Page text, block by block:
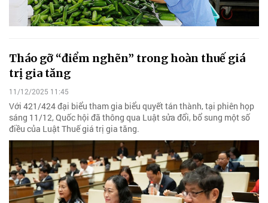
Tháo gỡ “điểm nghẽn” trong hoàn thuế giá
trị gia tăng
11/12/2025 11:45
Với 421/424 đại biểu tham gia biểu quyết tán thành, tại phiên họp
sáng 11/12, Quốc hội đã thông qua Luật sửa đổi, bổ sung một số
điều của Luật Thuế giá trị gia tăng.